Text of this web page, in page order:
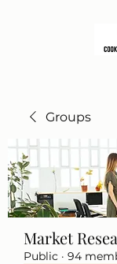
Groups
Market
Public · 94